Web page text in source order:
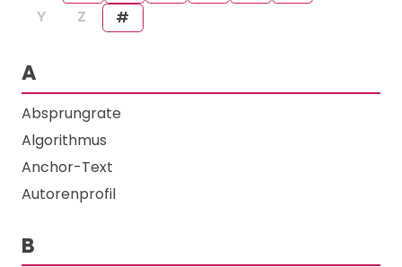
Y
Z #
A
Absprungrate
Algorithmus
Anchor-Text
Autorenprofil
B